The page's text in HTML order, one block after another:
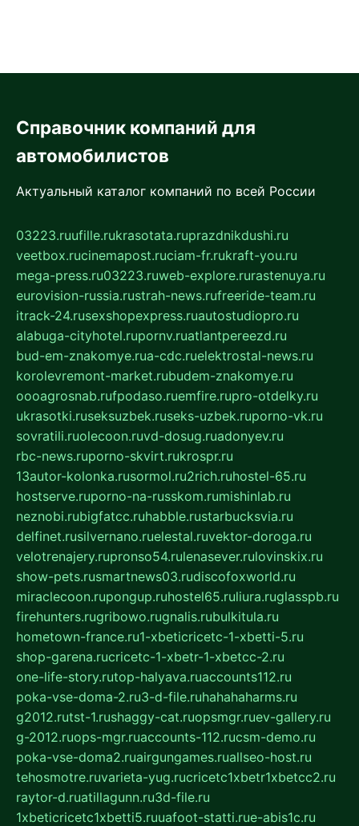
Справочник компаний для
автомобилистов
Актуальный каталог компаний по всей России
03223.ruufille.rukrasotata.ruprazdnikdushi.ru
veetbox.rucinemapost.ruciam-fr.rukraft-you.ru
mega-press.ru03223.ruweb-explore.rurastenuya.ru
eurovision-russia.rustrah-news.rufreeride-team.ru
itrack-24.rusexshopexpress.ruautostudiopro.ru
alabuga-cityhotel.rupornv.ruatlantpereezd.ru
bud-em-znakomye.rua-cdc.ruelektrostal-news.ru
korolevremont-market.rubudem-znakomye.ru
oooagrosnab.rufpodaso.ruemfire.rupro-otdelky.ru
ukrasotki.ruseksuzbek.ruseks-uzbek.ruporno-vk.ru
sovratili.ruolecoon.ruvd-dosug.ruadonyev.ru
rbc-news.ruporno-skvirt.rukrospr.ru
13autor-kolonka.rusormol.ru2rich.ruhostel-65.ru
hostserve.ruporno-na-russkom.rumishinlab.ru
neznobi.rubigfatcc.ruhabble.rustarbucksvia.ru
delfinet.rusilvernano.ruelestal.ruvektor-doroga.ru
velotrenajery.rupronso54.rulenasever.rulovinskix.ru
show-pets.rusmartnews03.rudiscofoxworld.ru
miraclecoon.rupongup.ruhostel65.ruliura.ruglasspb.ru
firehunters.rugribowo.rugnalis.rubulkitula.ru
hometown-france.ru1-xbeticricetc-1-xbetti-5.ru
shop-garena.rucricetc-1-xbetr-1-xbetcc-2.ru
one-life-story.rutop-halyava.ruaccounts112.ru
poka-vse-doma-2.ru3-d-file.ruhahahaharms.ru
g2012.rutst-1.rushaggy-cat.ruopsmgr.ruev-gallery.ru
g-2012.ruops-mgr.ruaccounts-112.rucsm-demo.ru
poka-vse-doma2.ruairgungames.ruallseo-host.ru
tehosmotre.ruvarieta-yug.rucricetc1xbetr1xbetcc2.ru
raytor-d.ruatillagunn.ru3d-file.ru
1xbeticricetc1xbetti5.ruuafoot-statti.rue-abis1c.ru